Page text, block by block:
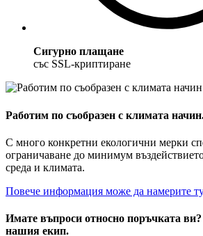
Сигурно плащане
със SSL-криптиране
Работим по съобразен с климата
С много конкретни екологични мерки
ограничаване до минимум
среда и климата.
Повече информация може да намерите
Имате въпроси относно поръчката
нашия екип.